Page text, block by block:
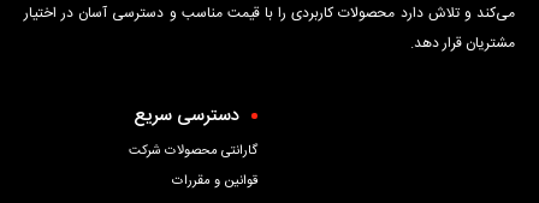
می‌کند و تلاش دارد محصولات کاربردی را با قیمت مناسب و دسترسی آسان در اختیار
مشتریان قرار دهد.
دسترسی سریع
گارانتی محصولات شرکت
قوانین و مقررات